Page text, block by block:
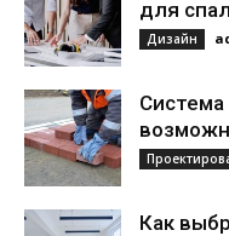
для
Дизайн
Как